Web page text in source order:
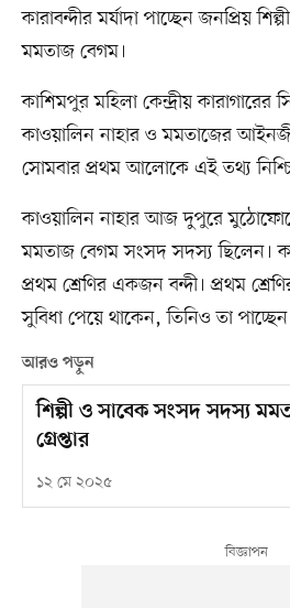
কারাবন্দীর মর্যাদা পাচ্ছেন জনপ্রিয়
মমতাজ বেগম।
কাশিমপুর মহিলা কেন্দ্রীয়
কাওয়ালিন নাহার ও মমতাজের
সোমবার প্রথম আলোকে এই তথ্য
কাওয়ালিন নাহার আজ দুপুরে
মমতাজ বেগম সংসদ সদস্য ছিলেন।
প্রথম শ্রেণির একজন বন্দী। প্রথম
সুবিধা পেয়ে থাকেন, তিনিও তা
আরও পড়ুন
শিল্পী ও সাবেক সংসদ সদস্য
গ্রেপ্তার
১২ মে ২০২৫